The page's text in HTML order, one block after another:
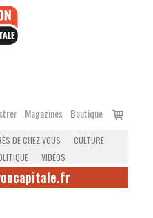
Magazines Boutique
Voir
DE CHEZ VOUS
CULTURE
VIDÉOS